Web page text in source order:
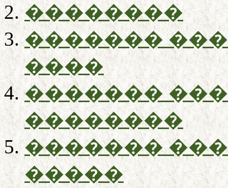
��������
�������
����
�������
��������
�������
�����